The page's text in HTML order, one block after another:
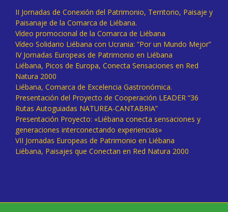
II Jornadas de Conexión del Patrimonio, Territorio, Paisaje y
Paisanaje de la Comarca de Liébana.
Vídeo promocional de la Comarca de Liébana
Vídeo Solidario Liébana con Ucrania: “Por un Mundo Mejor”
IV Jornadas Europeas de Patrimonio en Liébana
Liébana, Picos de Europa, Conecta Sensaciones en Red
Natura 2000
Liébana, Comarca de Excelencia Gastronómica.
Presentación del Proyecto de Cooperación LEADER “36
Rutas Autoguiadas NATUREA-CANTABRIA”
Presentación Proyecto: «Liébana conecta sensaciones y
generaciones interconectando experiencias»
VII Jornadas Europeas de Patrimonio en Liébana
Liébana, Paisajes que Conectan en Red Natura 2000